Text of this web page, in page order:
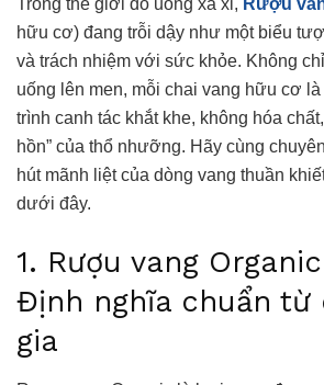
hữu cơ) đang trỗi dậy như một biểu
và trách nhiệm với sức khỏe. Không
uống lên men, mỗi chai vang hữu cơ
trình canh tác khắt khe, không hóa
hồn” của thổ nhưỡng. Hãy cùng
hút mãnh liệt của dòng vang thuần
dưới đây.
1. Rượu vang
Định nghĩa chuẩn từ
gia